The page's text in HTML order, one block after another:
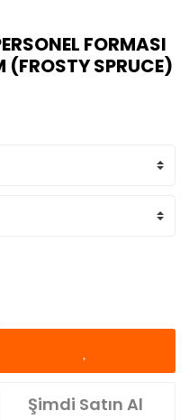
FORMASI
(FROSTY SPRUCE)
Şimdi Satın Al